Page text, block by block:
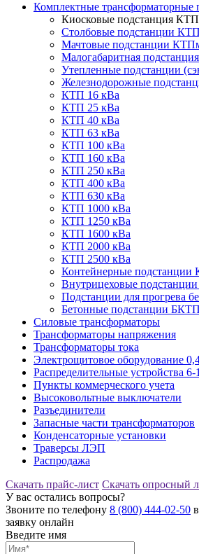
Комплектные трансформаторные
Киосковые подстанция
Столбовые подстанции
Мачтовые подстанции
Малогабаритная
Утепленные подстанции
Железнодорожные
КТП 16 кВа
КТП 25 кВа
КТП 40 кВа
КТП 63 кВа
КТП 100 кВа
КТП 160 кВа
КТП 250 кВа
КТП 400 кВа
КТП 630 кВа
КТП 1000 кВа
КТП 1250 кВа
КТП 1600 кВа
КТП 2000 кВа
КТП 2500 кВа
Контейнерные
Внутрицеховые
Подстанции для прогрева
Бетонные подстанции
Силовые трансформаторы
Трансформаторы напряжения
Трансформаторы тока
Электрощитовое оборудование
Распределительные устройства
Пункты коммерческого учета
Высоковольтные выключатели
Разъединители
Запасные части трансформаторов
Конденсаторные установки
Траверсы ЛЭП
Распродажа
Скачать прайс-лист Скачать опросный
У вас остались вопросы?
Звоните по телефону 8 (800) 444-02-50
заявку онлайн
Введите имя